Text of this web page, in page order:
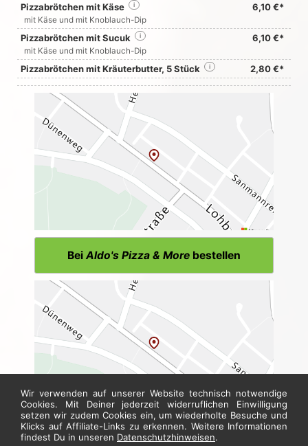
Pizzabrötchen mit Käse 6,10 €*
i
mit Käse und mit Knoblauch-Dip
Pizzabrötchen mit Sucuk 6,10 €*
i
mit Käse und mit Knoblauch-Dip
Pizzabrötchen mit Kräuterbutter, 5 Stück 2,80 €*
i
Bei Aldo's Pizza & More bestellen
BeiCroque & Cobestellen
Wir verwenden auf unserer Website technisch notwendige
Cookies. Mit Deiner jederzeit widerruflichen Einwilligung
setzen wir zudem Cookies ein, um wiederholte Besuche und
Klicks auf Affiliate-Links zu erkennen. Weitere Informationen
findest Du in unseren Datenschutzhinweisen.